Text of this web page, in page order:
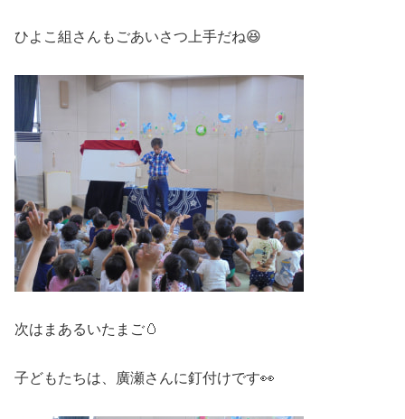
ひよこ組さんもごあいさつ上手だね😆
次はまあるいたまご🥚
子どもたちは、廣瀬さんに釘付けです👀